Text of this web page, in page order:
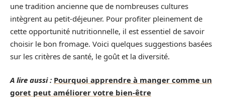
une tradition ancienne que de nombreuses cultures
intègrent au petit-déjeuner. Pour profiter pleinement de
cette opportunité nutritionnelle, il est essentiel de savoir
choisir le bon fromage. Voici quelques suggestions basées
sur les critères de santé, le goût et la diversité.
A lire aussi : Pourquoi apprendre à manger comme un
goret peut améliorer votre bien-être